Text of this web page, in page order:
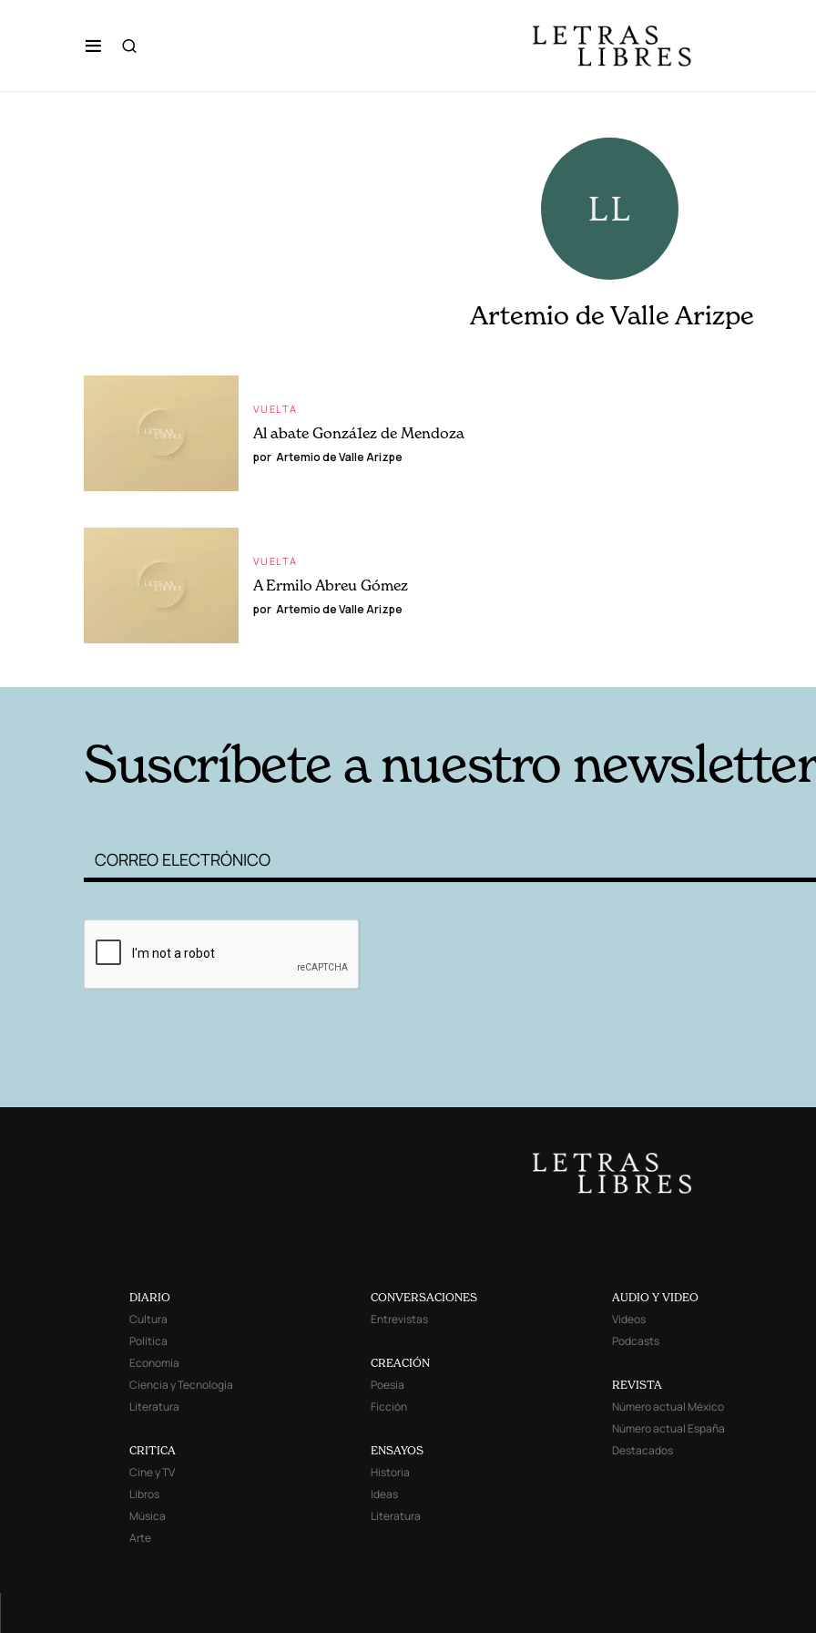
Artemio de Valle Arizpe
VUELTA
Al abate Gonzá1ez de Mendoza
por Artemio de Valle Arizpe
VUELTA
A Ermilo Abreu Gómez
por Artemio de Valle Arizpe
Suscríbete a nuestro
DIARIO
Cultura
Política
Economía
Ciencia y Tecnología
Literatura
CRITICA
Cine y TV
Libros
Música
Arte
CONVERSACIONES
Entrevistas
CREACIÓN
Poesía
Ficción
ENSAYOS
Historia
Ideas
Literatura
AUDIO Y VIDEO
Videos
Podcasts
REVISTA
Número actual México
Número actual España
Destacados